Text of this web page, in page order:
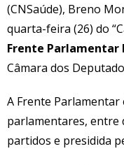
(CNSaúde), Breno
quarta-feira (26) do
Frente Parlamentar
Câmara dos
A Frente Parlamentar
parlamentares, entre
partidos e presidida